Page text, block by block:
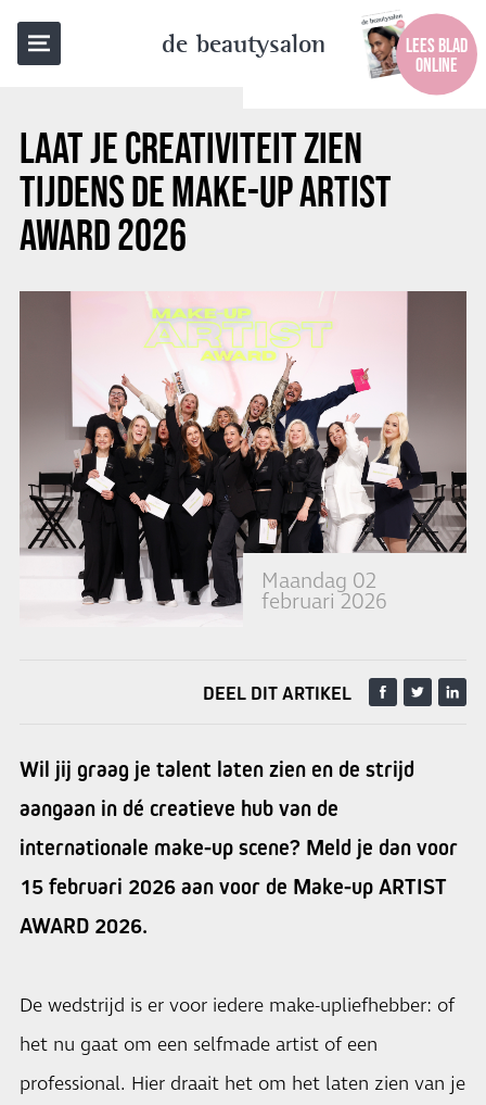
de beautysalon
LEES BLAD
ONLINE
LAAT JE CREATIVITEIT ZIEN
TIJDENS DE MAKE-UP ARTIST
AWARD 2026
Maandag 02
februari 2026
TERUG NAAR OVERZICHT
DEEL DIT ARTIKEL
Wil jij graag je talent laten zien en de strijd
aangaan in dé creatieve hub van de
internationale make-up scene? Meld je dan voor
15 februari 2026 aan voor de Make-up ARTIST
AWARD 2026.
De wedstrijd is er voor iedere make-upliefhebber: of
het nu gaat om een selfmade artist of een
professional. Hier draait het om het laten zien van je